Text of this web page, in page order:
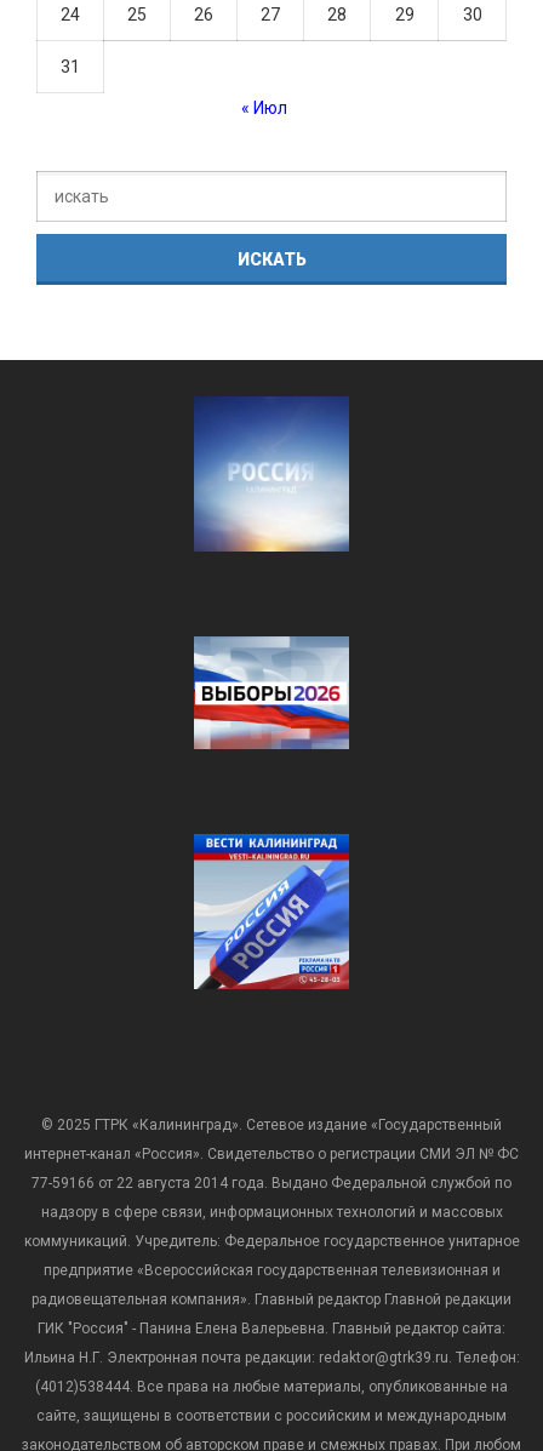
24 25 26 27 28 29 30
31
« Июл
© 2025 ГТРК «Калининград». Сетевое издание «Государственный
интернет-канал «Россия». Свидетельство о регистрации СМИ ЭЛ № ФС
77-59166 от 22 августа 2014 года. Выдано Федеральной службой по
надзору в сфере связи, информационных технологий и массовых
коммуникаций. Учредитель: Федеральное государственное унитарное
предприятие «Всероссийская государственная телевизионная и
радиовещательная компания». Главный редактор Главной редакции
ГИК "Россия" - Панина Елена Валерьевна. Главный редактор сайта:
Ильина Н.Г. Электронная почта редакции: redaktor@gtrk39.ru. Телефон:
(4012)538444. Все права на любые материалы, опубликованные на
сайте, защищены в соответствии с российским и международным
законодательством об авторском праве и смежных правах. При любом